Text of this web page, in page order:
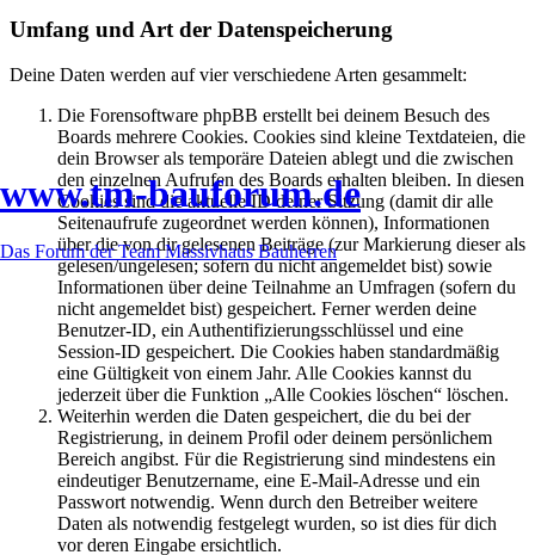
www.tm-bauforum.de
Das Forum der Team Massivhaus Bauherren
Umfang und Art der Datenspeicherung
Deine Daten werden auf vier verschiedene Arten gesammelt:
Die Forensoftware phpBB erstellt bei deinem Besuch des
Boards mehrere Cookies. Cookies sind kleine Textdateien, die
dein Browser als temporäre Dateien ablegt und die zwischen
den einzelnen Aufrufen des Boards erhalten bleiben. In diesen
Cookies sind die aktuelle ID deiner Sitzung (damit dir alle
Seitenaufrufe zugeordnet werden können), Informationen
über die von dir gelesenen Beiträge (zur Markierung dieser als
gelesen/ungelesen; sofern du nicht angemeldet bist) sowie
Informationen über deine Teilnahme an Umfragen (sofern du
nicht angemeldet bist) gespeichert. Ferner werden deine
Benutzer-ID, ein Authentifizierungsschlüssel und eine
Session-ID gespeichert. Die Cookies haben standardmäßig
eine Gültigkeit von einem Jahr. Alle Cookies kannst du
jederzeit über die Funktion „Alle Cookies löschen“ löschen.
Weiterhin werden die Daten gespeichert, die du bei der
Registrierung, in deinem Profil oder deinem persönlichem
Bereich angibst. Für die Registrierung sind mindestens ein
eindeutiger Benutzername, eine E-Mail-Adresse und ein
Passwort notwendig. Wenn durch den Betreiber weitere
Daten als notwendig festgelegt wurden, so ist dies für dich
vor deren Eingabe ersichtlich.